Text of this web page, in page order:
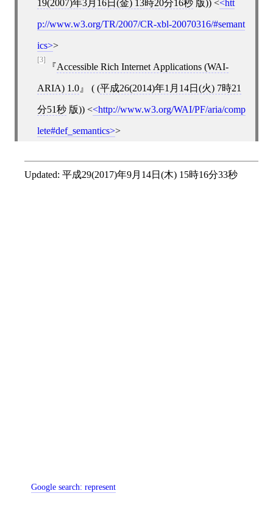
19(2007)年3月16日(金) 13時20分16秒版)) < htt
p://www.w3.org/TR/2007/CR-xbl-20070316/#semant
ics >
[3]
Accessible Rich Internet Applications (WAI-
ARIA) 1.0 ( (平成26(2014)年1月14日(火) 7時21
分51秒版)) < http://www.w3.org/WAI/PF/aria/comp
lete#def_semantics >
Updated: 平成29(2017)年9月14日(木) 15時16分33秒
Google search:represent